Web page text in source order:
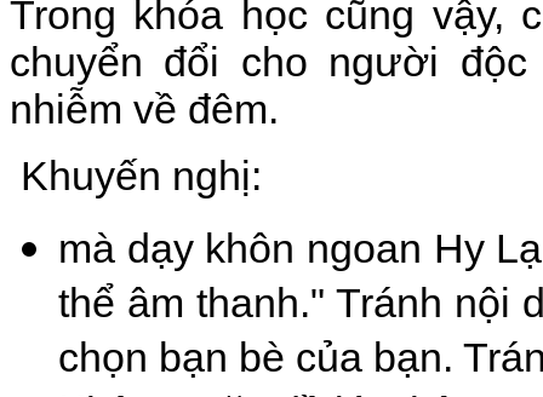
Trong khóa học cũng vậy,
chuyển đổi cho người
nhiễm về đêm.
Khuyến nghị:
mà dạy khôn ngoan Hy
thể âm thanh." Tránh nội
chọn bạn bè của bạn.